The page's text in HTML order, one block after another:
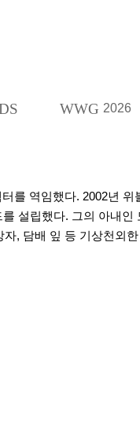
WWG 2026
를 역임했다. 2002년
설립했다. 그의 아내
, 담배 잎 등 기상천외